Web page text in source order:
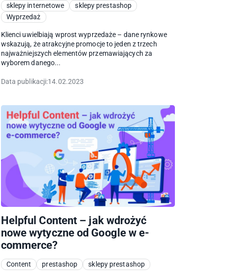
sklepy internetowe
sklepy prestashop
Wyprzedaż
Klienci uwielbiają wprost wyprzedaże – dane rynkowe
wskazują, że atrakcyjne promocje to jeden z trzech
najważniejszych elementów przemawiających za
wyborem danego...
Data publikacji:14.02.2023
Helpful Content – jak wdrożyć
nowe wytyczne od Google w e-
commerce?
Content prestashop sklepy prestashop